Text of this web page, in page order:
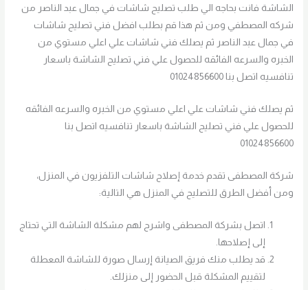
الشاشة فانت بحاجه الي طلب تصليح شاشات في جمال عبد الناصر من
شركه المصطفي ومن ثم هذا قم بطلب افضل فني تصليح شاشات
في جمال عبد الناصر ثم يصلك فني شاشات علي اعلي مستوي من
الخبره والسرعه الفائقه للحصول علي فني تصليح الشاشة باسعار
تنافسيه اتصل بنا 01024856600
ثم يصلك فني شاشات علي اعلي مستوي من الخبره والسرعه الفائقه
للحصول علي فني تصليح الشاشة باسعار تنافسيه اتصل بنا
01024856600
شركة المصطفى تقدم خدمة إصلاح شاشات التلفزيون في المنزل،
ومن أفضل الطرق للتصليح في المنزل هي التالية:
اتصل بشركة المصطفى واشرح لهم مشكلة الشاشة التي تحتاج
إلى إصلاحها.
قد يطلب منك فريق الصيانة إرسال صورة للشاشة المعطلة
لتقييم المشكلة قبل الحضور إلى منزلك.